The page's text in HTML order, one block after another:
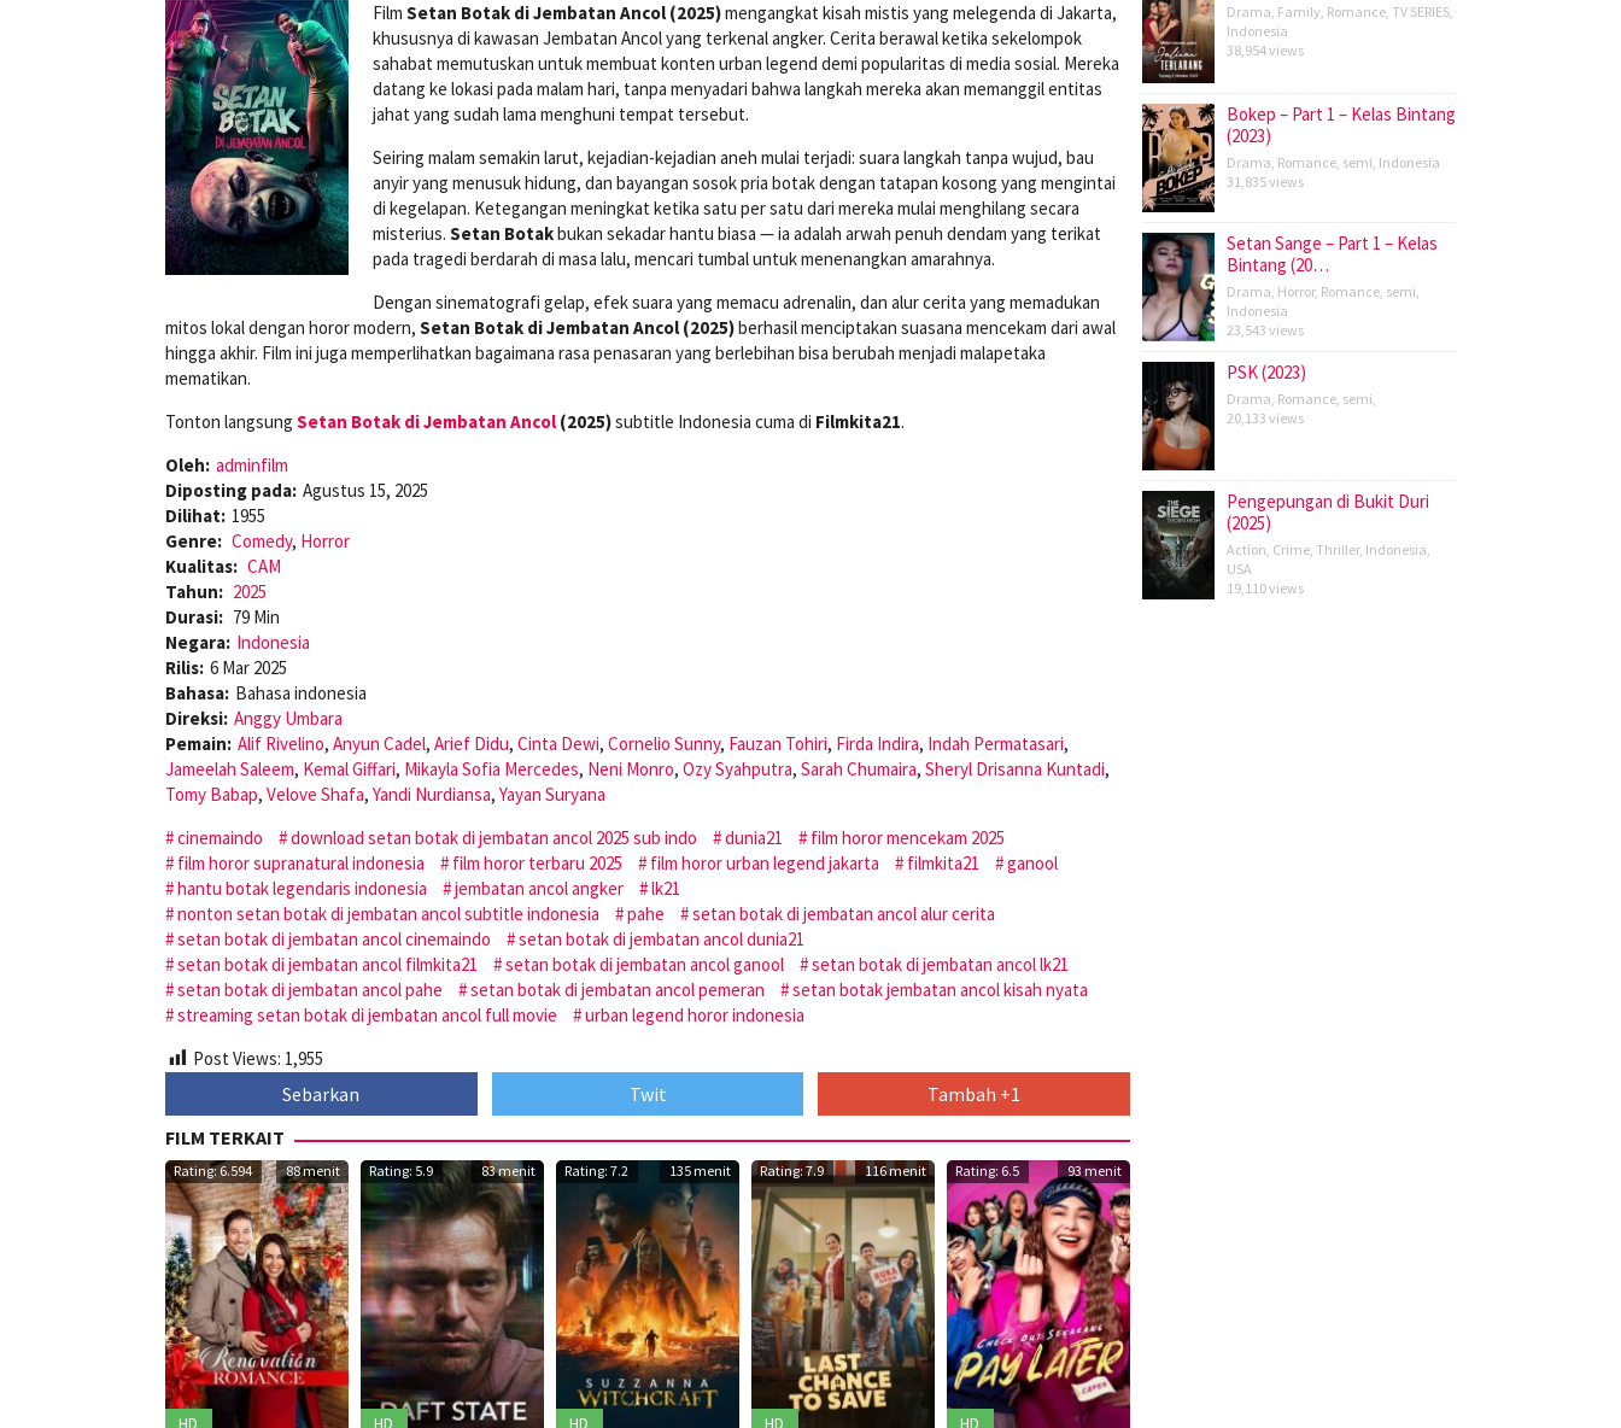
Film Setan Botak di Jembatan Ancol (2025)mengangkat kisah mistis yang melegenda di Jakarta,
khususnya di kawasan Jembatan Ancol yang terkenal angker. Cerita berawal ketika sekelompok
sahabat memutuskan untuk membuat konten urban legend demi popularitas di media sosial. Mereka
datang ke lokasi pada malam hari, tanpa menyadari bahwa langkah mereka akan memanggil entitas
jahat yang sudah lama menghuni tempat tersebut.
Seiring malam semakin larut, kejadian-kejadian aneh mulai terjadi: suara langkah tanpa wujud, bau
anyir yang menusuk hidung, dan bayangan sosok pria botak dengan tatapan kosong yang mengintai
di kegelapan. Ketegangan meningkat ketika satu per satu dari mereka mulai menghilang secara
misterius. Setan Botakbukan sekadar hantu biasa — ia adalah arwah penuh dendam yang terikat
pada tragedi berdarah di masa lalu, mencari tumbal untuk menenangkan amarahnya.
Dengan sinematografi gelap, efek suara yang memacu adrenalin, dan alur cerita yang memadukan
mitos lokal dengan horor modern, Setan Botak di Jembatan Ancol (2025)berhasil menciptakan suasana mencekam dari awal
hingga akhir. Film ini juga memperlihatkan bagaimana rasa penasaran yang berlebihan bisa berubah menjadi malapetaka
mematikan.
Tonton langsung Setan Botak di Jembatan Ancol (2025)subtitle Indonesia cuma di Filmkita21.
Oleh: adminfilm
Diposting pada: Agustus 15, 2025
Dilihat: 1955
Genre: Comedy, Horror
Kualitas: CAM
Tahun: 2025
Durasi: 79 Min
Negara: Indonesia
Rilis: 6 Mar 2025
Bahasa: Bahasa indonesia
Direksi: Anggy Umbara
Pemain: Alif Rivelino, Anyun Cadel, Arief Didu, Cinta Dewi, Cornelio Sunny, Fauzan Tohiri, Firda Indira, Indah Permatasari,
Jameelah Saleem, Kemal Giffari, Mikayla Sofia Mercedes, Neni Monro, Ozy Syahputra, Sarah Chumaira, Sheryl Drisanna Kuntadi,
Tomy Babap, Velove Shafa, Yandi Nurdiansa, Yayan Suryana
cinemaindo
download setan botak di jembatan ancol 2025 sub indo dunia21
film horor mencekam 2025
film horor supranatural indonesia
film horor terbaru 2025 film horor urban legend jakarta filmkita21
ganool
hantu botak legendaris indonesia
jembatan ancol angker
lk21
nonton setan botak di jembatan ancol subtitle indonesia
pahe
setan botak di jembatan ancol alur cerita
setan botak di jembatan ancol cinemaindo
setan botak di jembatan ancol dunia21
setan botak di jembatan ancol filmkita21
setan botak di jembatan ancol ganool
setan botak di jembatan ancol lk21
setan botak di jembatan ancol pahe
setan botak di jembatan ancol pemeran
setan botak jembatan ancol kisah nyata
streaming setan botak di jembatan ancol full movie
urban legend horor indonesia
Post Views: 1,955
Sebarkan Twit
Tambah +1
FILM TERKAIT
Rating: 6.594 88 menit Rating: 5.9 83 menit Rating: 7.2 135 menit Rating: 7.9 116 menit Rating: 6.5 93 menit
Drama, Family, Romance, TV SERIES,
Indonesia
38,954 views
Bokep – Part 1 – Kelas Bintang
(2023)
Drama, Romance, semi, Indonesia
31,835 views
Setan Sange – Part 1 – Kelas
Bintang (20…
Drama, Horror, Romance, semi,
Indonesia
23,543 views
PSK (2023)
Drama, Romance, semi,
20,133 views
Pengepungan di Bukit Duri
(2025)
Action, Crime, Thriller, Indonesia,
USA
19,110 views